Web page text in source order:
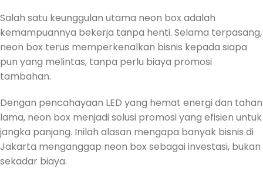
Salah satu keunggulan utama neon box adalah
kemampuannya bekerja tanpa henti. Selama terpasang,
neon box terus memperkenalkan bisnis kepada siapa
pun yang melintas, tanpa perlu biaya promosi
tambahan.
Dengan pencahayaan LED yang hemat energi dan tahan
lama, neon box menjadi solusi promosi yang efisien untuk
jangka panjang. Inilah alasan mengapa banyak bisnis di
Jakarta menganggap neon box sebagai investasi, bukan
sekadar biaya.